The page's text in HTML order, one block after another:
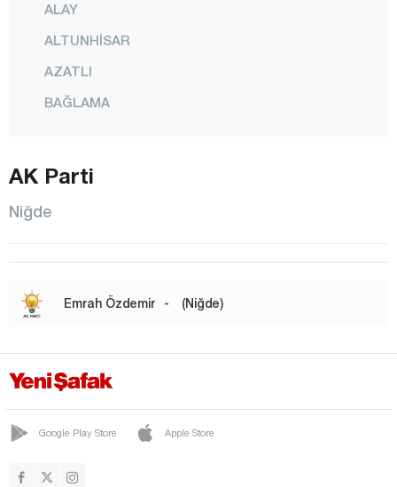
ALAY
ALTUNHİSAR
AZATLI
BAĞLAMA
DİVARLI
DÜNDARLI
EDİKLİ
GÜMÜŞLER
HACIABDULLAH
AK Parti
Niğde
Emrah Özdemir - (Niğde)
Google Play Store Apple Store